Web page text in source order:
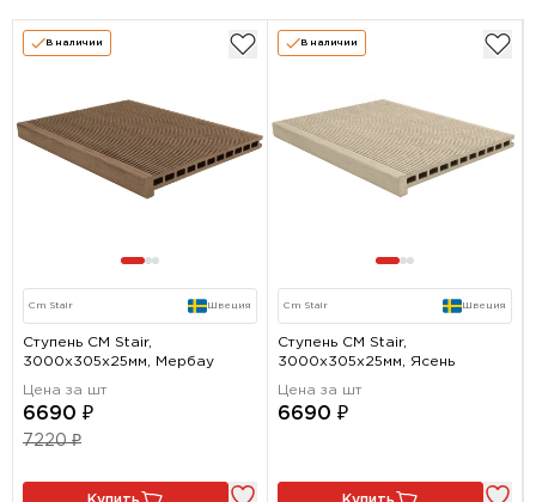
В наличии
Cm Stair Швеция
Ступень CM Stair,
3000x305x25мм, Мербау
Цена за шт
6690 ₽
7220 ₽
В наличии
Cm Stair Швеция
Ступень CM Stair,
3000x305x25мм, Ясень
Цена за шт
6690 ₽